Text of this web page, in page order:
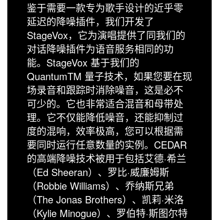
鉴于需要一款专为歌手设计的近乎零
延迟的降噪插件，我们开发了
StageVox，它为演唱提供了同我们的
对话降噪插件为语音服务相同的功
能。StageVox 基于我们的
QuantumTM 量子技术，如果您要在现
场录音和跟踪时消除噪音，这是必不
可少的。它也非常适合混音和母带处
理。它不仅能降低噪音，还能抑制过
度的混响，效率极高，您可以根据需
要同时运行任意数量的实例。CEDAR
的高端降噪技术被用于包括艾德·希兰
（Ed Sheeran）、罗比·威廉姆斯
（Robbie Williams）、乔纳斯兄弟
（The Jonas Brothers）、凯莉·米洛
（Kylie Minogue）、罗伯特·斯图尔特